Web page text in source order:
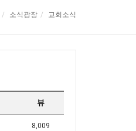
소식광장 교회소식
뷰
8,009